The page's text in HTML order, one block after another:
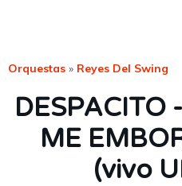
Orquestas » Reyes Del Swing
DESPACITO
ME
(vivo